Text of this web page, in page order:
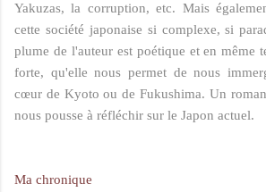
Yakuzas, la corruption, etc. Mais
cette société japonaise si complexe, si
plume de l'auteur est poétique et en même
forte, qu'elle nous permet de nous
cœur de Kyoto ou de Fukushima. Un
nous pousse à réfléchir sur le Japon actuel.
Ma chronique